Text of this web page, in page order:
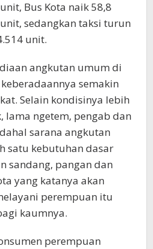
Bus Kota naik 58,8
sedangkan taksi turun
unit.
angkutan umum di
semakin
Selain kondisinya lebih
lama ngetem, pengab dan
sarana angkutan
satu kebutuhan dasar
sandang, pangan dan
yang katanya akan
perempuan itu
kaumnya.
perempuan